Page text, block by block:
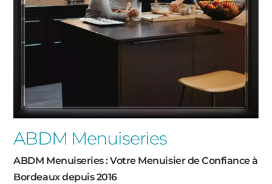
ABDM Menuiseries
ABDM Menuiseries : Votre Menuisier de Confiance à
Bordeaux depuis 2016